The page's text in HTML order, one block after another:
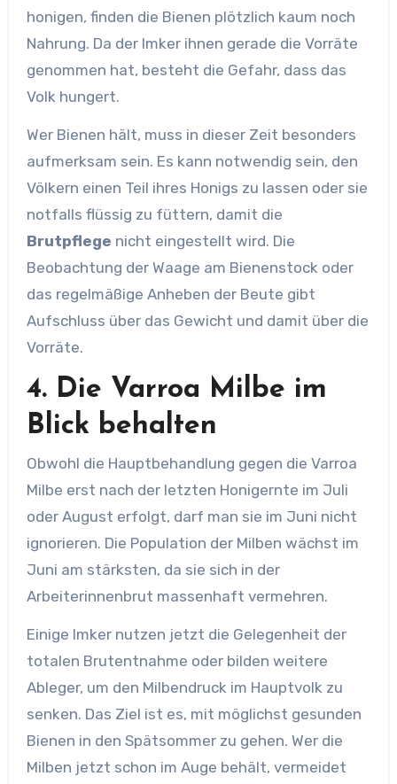
honigen, finden die Bienen plötzlich kaum noch
Nahrung. Da der Imker ihnen gerade die Vorräte
genommen hat, besteht die Gefahr, dass das
Volk hungert.
Wer Bienen hält, muss in dieser Zeit besonders
aufmerksam sein. Es kann notwendig sein, den
Völkern einen Teil ihres Honigs zu lassen oder sie
notfalls flüssig zu füttern, damit die
Brutpflege nicht eingestellt wird. Die
Beobachtung der Waage am Bienenstock oder
das regelmäßige Anheben der Beute gibt
Aufschluss über das Gewicht und damit über die
Vorräte.
4. Die Varroa Milbe im
Blick behalten
Obwohl die Hauptbehandlung gegen die Varroa
Milbe erst nach der letzten Honigernte im Juli
oder August erfolgt, darf man sie im Juni nicht
ignorieren. Die Population der Milben wächst im
Juni am stärksten, da sie sich in der
Arbeiterinnenbrut massenhaft vermehren.
Einige Imker nutzen jetzt die Gelegenheit der
totalen Brutentnahme oder bilden weitere
Ableger, um den Milbendruck im Hauptvolk zu
senken. Das Ziel ist es, mit möglichst gesunden
Bienen in den Spätsommer zu gehen. Wer die
Milben jetzt schon im Auge behält, vermeidet